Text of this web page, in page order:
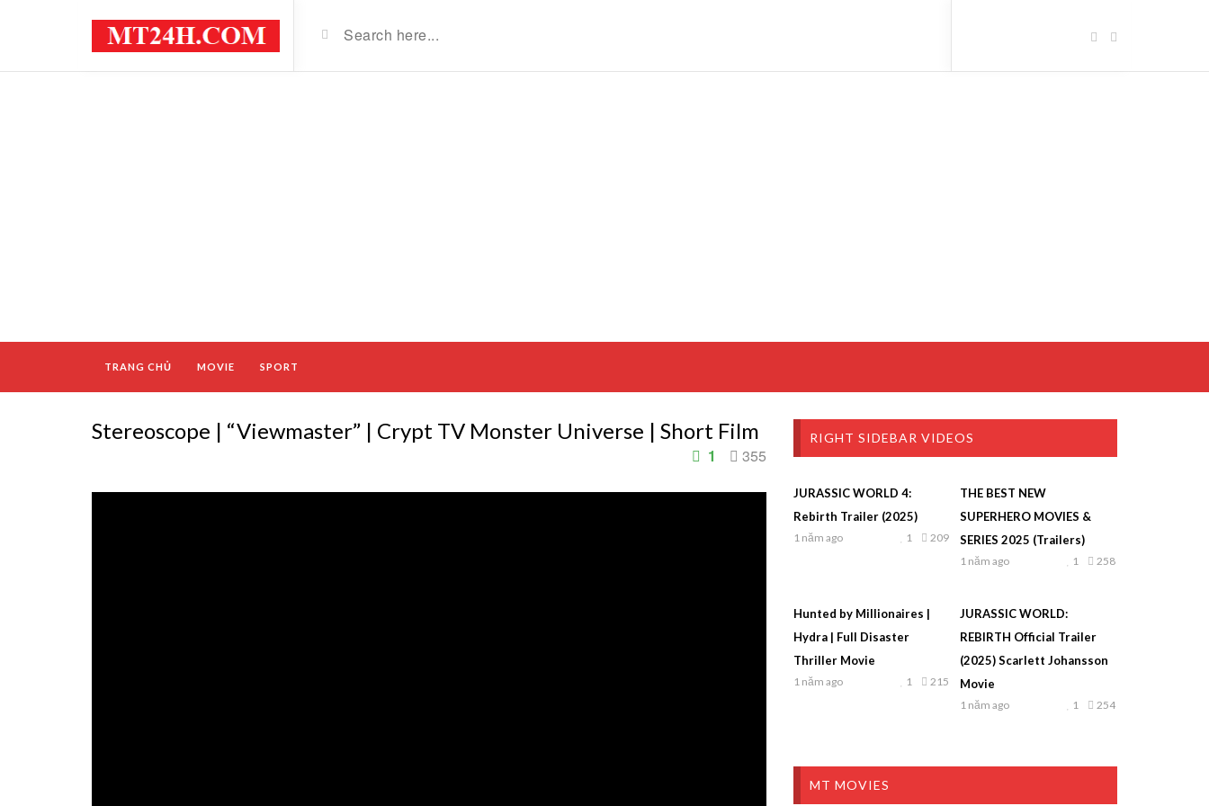
TRANG CHỦ MOVIE SPORT
Stereoscope | “Viewmaster” | Crypt TV Monster Universe | Short Film
355
1
RIGHT SIDEBAR VIDEOS
JURASSIC WORLD 4:
Rebirth Trailer (2025)
1 năm ago 209
1
THE BEST NEW
SUPERHERO MOVIES &
SERIES 2025 (Trailers)
1 năm ago 258
1
Hunted by Millionaires |
Hydra | Full Disaster
Thriller Movie
1 năm ago 215
1
JURASSIC WORLD:
REBIRTH Official Trailer
(2025) Scarlett Johansson
Movie
1 năm ago 254
1
MT MOVIES